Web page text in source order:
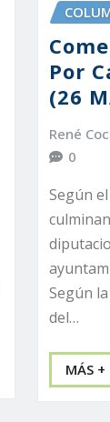
Por
(26
René
0
Según
Según
del…
MÁS +